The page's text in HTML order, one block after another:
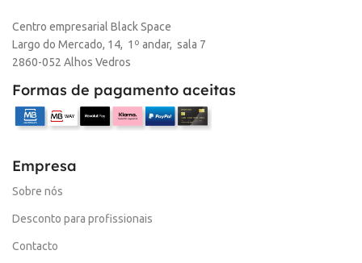
Centro empresarial Black Space
Largo do Mercado, 14, 1º andar, sala 7
2860-052 Alhos Vedros
Formas de pagamento aceitas
Empresa
Sobre nós
Desconto para profissionais
Contacto